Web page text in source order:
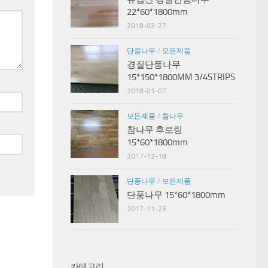
22*60*1800mm
2018-03-27
단풍나무 / 모든제품
경질단풍나무
15*150*1800MM 3/4STRIPS
2018-01-07
모든제품 / 참나무
참나무 후로링
15*60*1800mm
2017-12-18
단풍나무 / 모든제품
단풍나무 15*60*1800mm
2017-11-25